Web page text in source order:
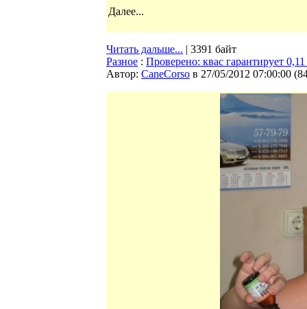
Далее...
Читать дальше... | 3391 байт
Разное : Проверено: квас гарантирует
Автор: CaneCorso в 27/05/2012 07:00:00 (